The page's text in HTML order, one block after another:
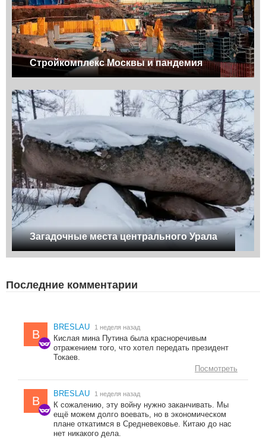
Стройкомплекс Москвы и пандемия
Загадочные места центрального Урала
Последние комментарии
B
BRESLAU 1 неделя назад
Кислая мина Путина была красноречивым
отражением того, что хотел передать президент
Токаев.
Посмотреть
B
BRESLAU 1 неделя назад
К сожалению, эту войну нужно заканчивать. Мы
ещё можем долго воевать, но в экономическом
плане откатимся в Средневековье. Китаю до нас
нет никакого дела.